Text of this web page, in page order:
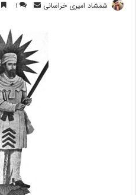
شمشاد امیری خراسانی
ارسال ۱